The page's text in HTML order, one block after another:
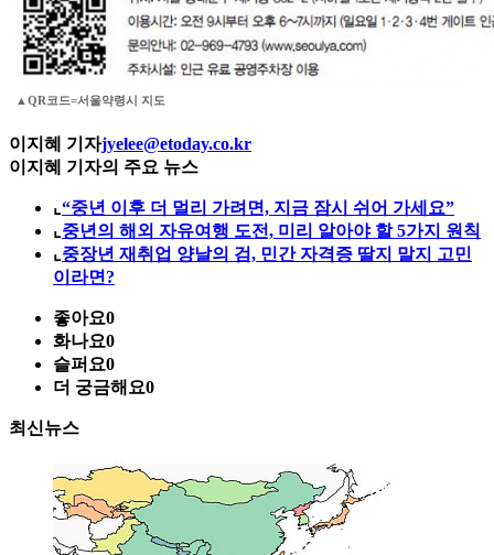
▲QR코드=서울약령시 지도
이지혜 기자jyelee@etoday.co.kr
이지혜 기자의 주요 뉴스
⌞“중년 이후 더 멀리 가려면, 지금 잠시 쉬어 가세요”
⌞중년의 해외 자유여행 도전, 미리 알아야 할 5가지 원칙
⌞중장년 재취업 양날의 검, 민간 자격증 딸지 말지 고민
이라면?
좋아요0
화나요0
슬퍼요0
더 궁금해요0
최신뉴스